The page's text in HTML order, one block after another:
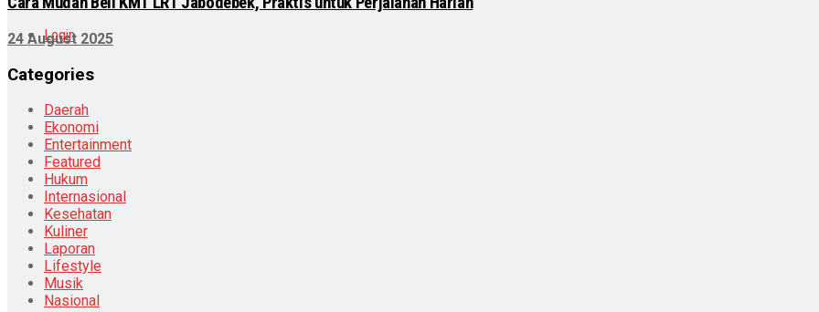
Login
24 August 2025
Categories
Daerah
Ekonomi
Entertainment
Featured
Hukum
Internasional
Kesehatan
Kuliner
Laporan
Lifestyle
Musik
Nasional